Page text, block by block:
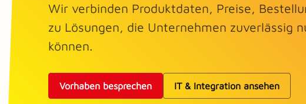
Wir verbinden Produktdaten, Preise,
zu Lösungen, die Unternehmen zuverlässig
können.
Vorhaben besprechen IT & Integration ansehen